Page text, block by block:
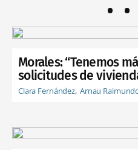
Morales: “Tenemos
solicitudes de
Clara Fernández Arnau